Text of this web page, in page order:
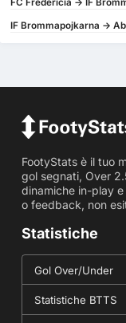
FC Fredericia -> IF
IF Brommapojkarna ->
FootyStats è il tuo
gol segnati, Over
dinamiche in-play
o feedback, non
Statistiche
Gol Over/Under
Statistiche BTTS